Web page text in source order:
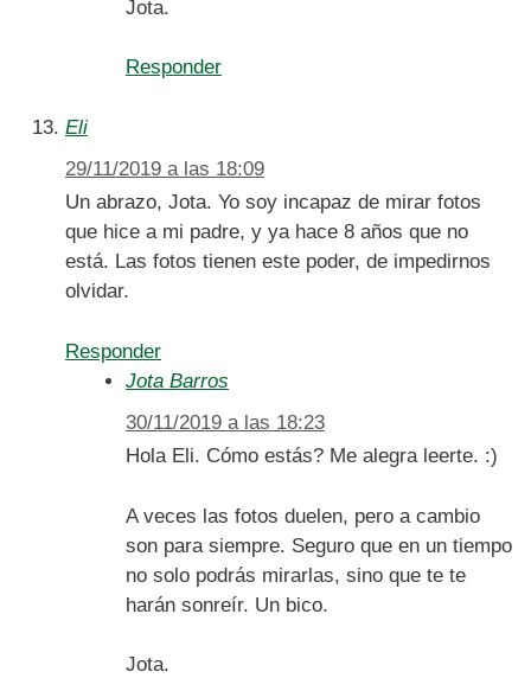
Jota.
Responder
Eli
29/11/2019 a las 18:09
Un abrazo, Jota. Yo soy incapaz de mirar fotos
que hice a mi padre, y ya hace 8 años que no
está. Las fotos tienen este poder, de impedirnos
olvidar.
Responder
Jota Barros
30/11/2019 a las 18:23
Hola Eli. Cómo estás? Me alegra leerte. :)
A veces las fotos duelen, pero a cambio
son para siempre. Seguro que en un tiempo
no solo podrás mirarlas, sino que te te
harán sonreír. Un bico.
Jota.